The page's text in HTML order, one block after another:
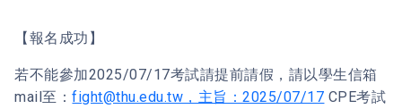
【報名成功】
若不能參加2025/07/17考試請提前請假，請以學生信箱
mail至：fight@thu.edu.tw，主旨：2025/07/17 CPE考試